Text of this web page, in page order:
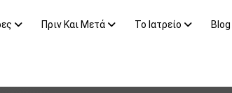
Πριν Και Μετά Το Ιατρείο Blog